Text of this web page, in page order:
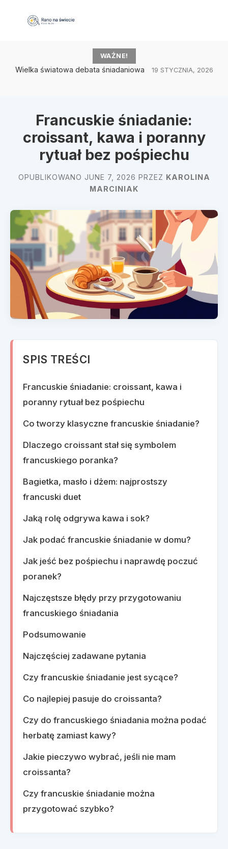
WAŻNE!
Wielka światowa debata śniadaniowa 19 STYCZNIA, 2026
Francuskie śniadanie:
croissant, kawa i poranny
rytuał bez pośpiechu
OPUBLIKOWANO JUNE 7, 2026 PRZEZ KAROLINA
MARCINIAK
SPIS TREŚCI
Francuskie śniadanie: croissant, kawa i
poranny rytuał bez pośpiechu
Co tworzy klasyczne francuskie śniadanie?
Dlaczego croissant stał się symbolem
francuskiego poranka?
Bagietka, masło i dżem: najprostszy
francuski duet
Jaką rolę odgrywa kawa i sok?
Jak podać francuskie śniadanie w domu?
Jak jeść bez pośpiechu i naprawdę poczuć
poranek?
Najczęstsze błędy przy przygotowaniu
francuskiego śniadania
Podsumowanie
Najczęściej zadawane pytania
Czy francuskie śniadanie jest sycące?
Co najlepiej pasuje do croissanta?
Czy do francuskiego śniadania można podać
herbatę zamiast kawy?
Jakie pieczywo wybrać, jeśli nie mam
croissanta?
Czy francuskie śniadanie można
przygotować szybko?